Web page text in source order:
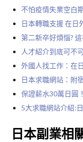
不怕疫情失業空白
日本轉職支援 在日
第二新卒好煩惱?
人才紹介到底可不
外國人找工作：在
日本求職網站：附
保證薪水30萬日圓
5大求職網站介紹:
日本副業相